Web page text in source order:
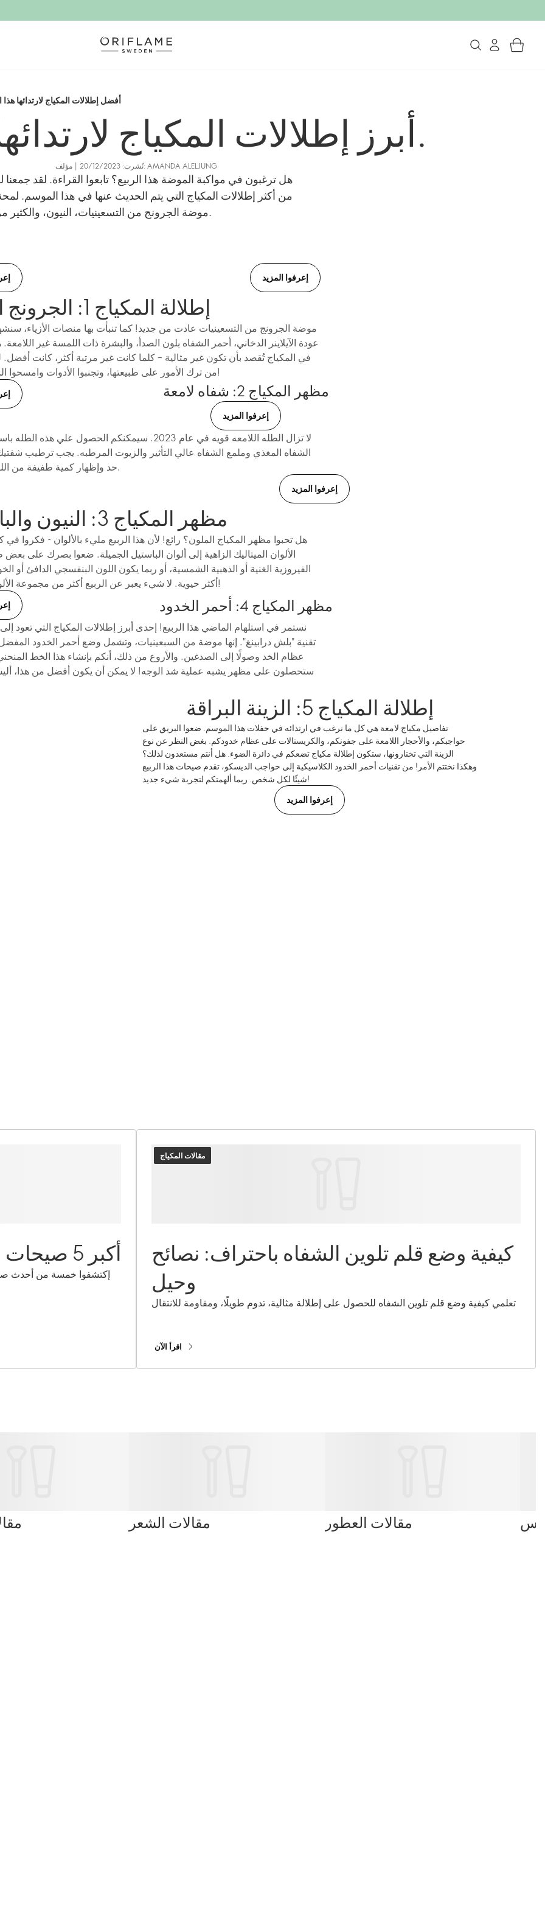
أفضل إطلالات المكياج لارتدائها هذا
أبرز إطلالات المكياج لارتدائها هذا الربيع.
نُشرت: 20/12/2023 | مؤلف: AMANDA ALELJUNG
هل ترغبون في مواكبة الموضة هذا الربيع؟ تابعوا القراءة. لقد جمعنا
من أكثر إطلالات المكياج التي يتم الحديث عنها في هذا الموسم.
موضة الجرونج من التسعينيات، النيون، والكثير من البريق.
إعرفوا المزيد
إطلالة المكياج 1: الجرونج الناعم
موضة الجرونج من التسعينيات عادت من جديد! كما تنبأت بها منصات الأزياء،
عودة الآيلاينر الدخاني، أحمر الشفاه بلون الصدأ، والبشرة ذات اللمسة غير اللامعة.
في المكياج تُقصد بأن تكون غير مثالية – كلما كانت غير مرتبة أكثر، كانت أفضل.
من ترك الأمور على طبيعتها، وتجنبوا الأدوات وامسحوا المكياج بيدكم!
مظهر المكياج 2: شفاه لامعة
إعرفوا المزيد
لا تزال الطله اللامعه قويه في عام 2023. سيمكنكم الحصول علي هذه
الشفاه المغذي وملمع الشفاه عالي التأثير والزيوت المرطبه. يجب ترطيب
حد وإظهار كمية طفيفة من اللون الإضافي.
إعرفوا المزيد
مظهر المكياج 3: النيون والباستيل
هل تحبوا مظهر المكياج الملون؟ رائع! لأن هذا الربيع مليء بالألوان - فكروا
الألوان الميتاليك الزاهية إلى ألوان الباستيل الجميلة. ضعوا بصرك على بعض
الفيروزية الغنية أو الذهبية الشمسية، أو ربما يكون اللون البنفسجي الدافئ أو
أكثر حيوية. لا شيء يعبر عن الربيع أكثر من مجموعة الألوان السعيدة!
مظهر المكياج 4: أحمر الخدود
نستمر في استلهام الماضي هذا الربيع! إحدى أبرز إطلالات المكياج التي تعود
تقنية "بلش درابينغ". إنها موضة من السبعينيات، وتشمل وضع أحمر الخدود
عظام الخد وصولًا إلى الصدغين. والأروع من ذلك، أنكم بإنشاء هذا الخط
إطلالة المكياج 5: الزينة البراقة
تفاصيل مكياج لامعة هي كل ما نرغب في ارتدائه في حفلات هذا الموسم. ضعوا البريق على
حواجبكم، والأحجار اللامعة على جفونكم، والكريستالات على عظام خدودكم. بغض النظر عن نوع
الزينة التي تختارونها، ستكون إطلالة مكياج تضعكم في دائرة الضوء. هل أنتم مستعدون لذلك؟
وهكذا نختتم الأمر! من تقنيات أحمر الخدود الكلاسيكية إلى حواجب الديسكو، تقدم صيحات هذا الربيع
شيئًا لكل شخص. ربما ألهمتكم لتجربة شيء جديد!
إعرفوا المزيد
أكبر 5 صيحات في الشعر والمكياج لعام 2024
مقالات المكياج
كيفية وضع قلم تلوين الشفاه باحتراف: نصائح
وحيل
تعلمي كيفية وضع قلم تلوين الشفاه للحصول على إطلالة مثالية، تدوم طويلًا، ومقاومة للانتقال
اقرأ الآن
مقالات الشعر مقالات العطور